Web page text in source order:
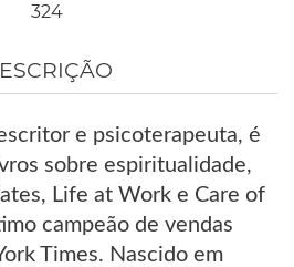
324
e psicoterapeuta, é
sobre espiritualidade,
Life at Work e Care of
campeão de vendas
Times. Nascido em